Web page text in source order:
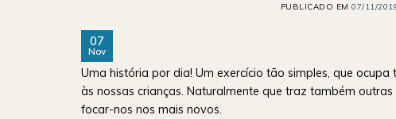
PUBLICADO EM07/11/
07
Nov
Uma história por dia! Um exercício tão simples, que
às nossas crianças. Naturalmente que traz também
focar-nos nos mais novos.